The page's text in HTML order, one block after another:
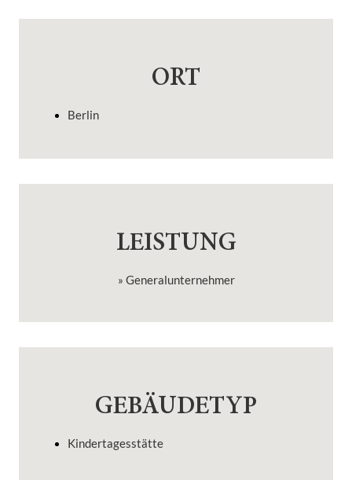
ORT
Berlin
LEISTUNG
» Generalunternehmer
GEBÄUDETYP
Kindertagesstätte